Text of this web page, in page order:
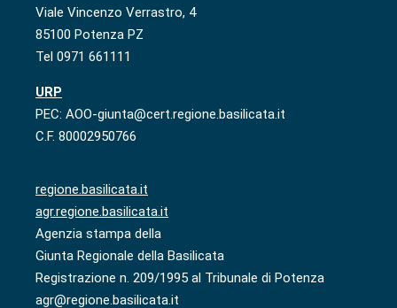
Viale Vincenzo Verrastro, 4
85100 Potenza PZ
Tel 0971 661111
URP
PEC: AOO-giunta@cert.regione.basilicata.it
C.F. 80002950766
regione.basilicata.it
agr.regione.basilicata.it
Agenzia stampa della
Giunta Regionale della Basilicata
Registrazione n. 209/1995 al Tribunale di Potenza
agr@regione.basilicata.it